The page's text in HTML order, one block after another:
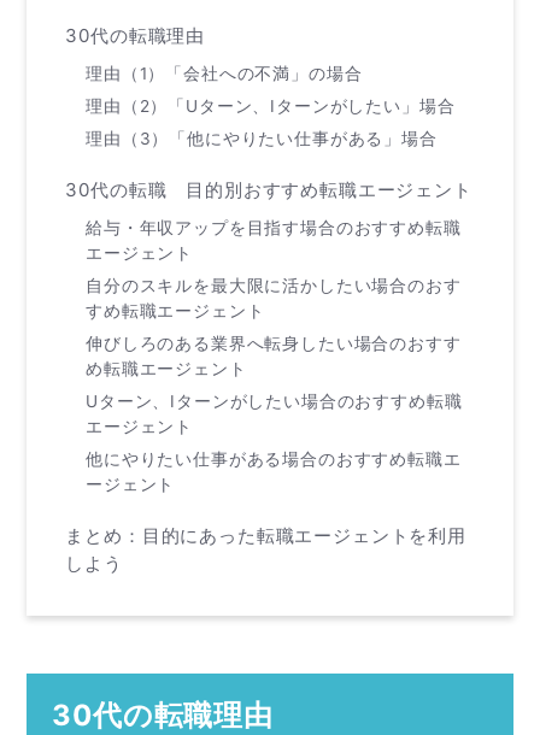
30代の転職理由
理由（1）「会社への不満」の場合
理由（2）「Uターン、Iターンがしたい」場合
理由（3）「他にやりたい仕事がある」場合
30代の転職 目的別おすすめ転職エージェント
給与・年収アップを目指す場合のおすすめ転職
エージェント
自分のスキルを最大限に活かしたい場合のおす
すめ転職エージェント
伸びしろのある業界へ転身したい場合のおすす
め転職エージェント
Uターン、Iターンがしたい場合のおすすめ転職
エージェント
他にやりたい仕事がある場合のおすすめ転職エ
ージェント
まとめ：目的にあった転職エージェントを利用
しよう
30代の転職理由